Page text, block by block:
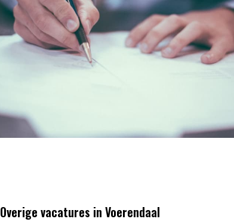
Overige vacatures in Voerendaal